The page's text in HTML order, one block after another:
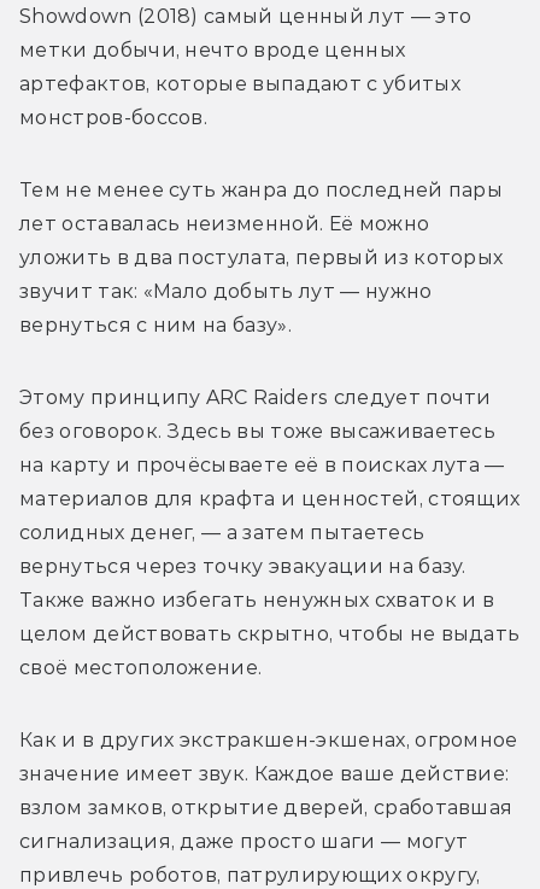
Showdown (2018) самый ценный лут — это
метки добычи, нечто вроде ценных
артефактов, которые выпадают с убитых
монстров-боссов.
Тем не менее суть жанра до последней пары
лет оставалась неизменной. Её можно
уложить в два постулата, первый из которых
звучит так: «Мало добыть лут — нужно
вернуться с ним на базу».
Этому принципу ARC Raiders следует почти
без оговорок. Здесь вы тоже высаживаетесь
на карту и прочёсываете её в поисках лута —
материалов для крафта и ценностей, стоящих
солидных денег, — а затем пытаетесь
вернуться через точку эвакуации на базу.
Также важно избегать ненужных схваток и в
целом действовать скрытно, чтобы не выдать
своё местоположение.
Как и в других экстракшен-экшенах, огромное
значение имеет звук. Каждое ваше действие:
взлом замков, открытие дверей, сработавшая
сигнализация, даже просто шаги — могут
привлечь роботов, патрулирующих округу,